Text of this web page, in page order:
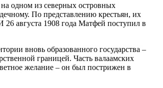
одном из северных островных
По представлению крестьян, их
26 августа 1908 года Матфей поступил в
вновь образованного государства –
границей. Часть валаамских
желание – он был пострижен в